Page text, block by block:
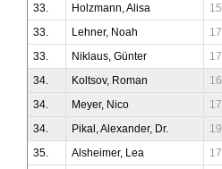
33.
Holzmann, Alisa
33.
Lehner, Noah
33.
Niklaus, Günter
34.
Koltsov, Roman
34.
Meyer, Nico
34.
Pikal, Alexander, Dr.
35.
Alsheimer, Lea